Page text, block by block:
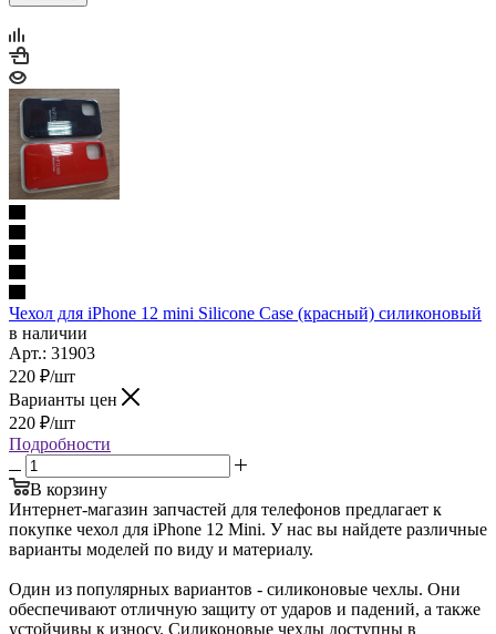
Чехол для iPhone 12 mini Silicone Case (красный) силиконовый
в наличии
Арт.: 31903
220 ₽/шт
Варианты цен
220 ₽/шт
Подробности
В корзину
Интернет-магазин запчастей для телефонов предлагает к
покупке чехол для iPhone 12 Mini. У нас вы найдете различные
варианты моделей по виду и материалу.
Один из популярных вариантов - силиконовые чехлы. Они
обеспечивают отличную защиту от ударов и падений, а также
устойчивы к износу. Силиконовые чехлы доступны в